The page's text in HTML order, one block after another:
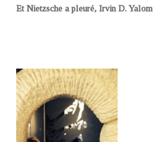
Et Nietzsche a pleuré, Irvin D. Yalom